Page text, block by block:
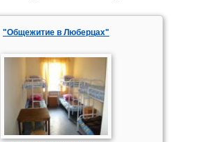
"Общежитие в Люберцах"